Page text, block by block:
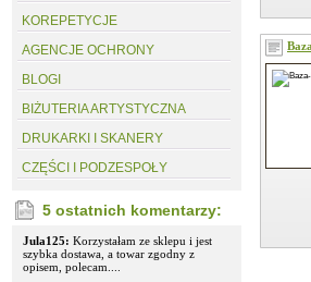
KOREPETYCJE
AGENCJE OCHRONY
BLOGI
BIŻUTERIA ARTYSTYCZNA
DRUKARKI I SKANERY
CZĘŚCI I PODZESPOŁY
5 ostatnich komentarzy:
Jula125: Korzystałam ze sklepu i jest
szybka dostawa, a towar zgodny z
opisem, polecam....